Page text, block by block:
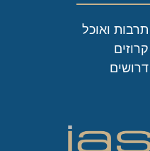
תרבות ואוכל
קרוזים
דרושים